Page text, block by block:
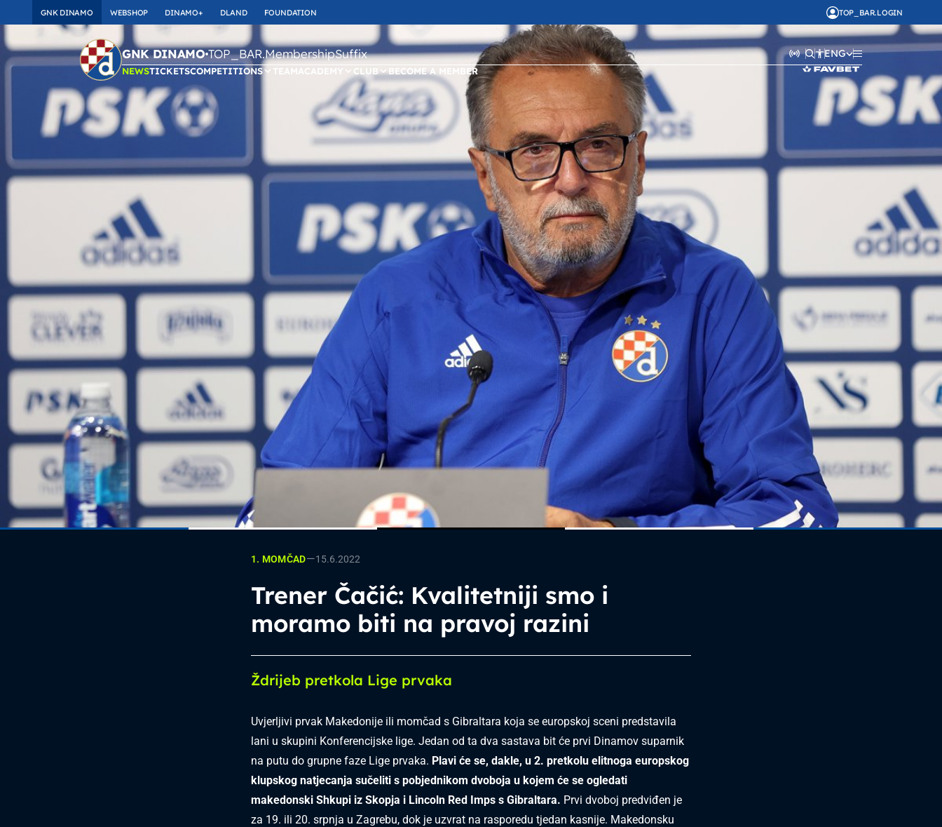
GNK DINAMO WEBSHOP DINAMO+ DLAND FOUNDATION TOP_BAR.LOGIN
GNK DINAMOTOP_BAR.MembershipSuffix ENG
NEWSTICKETSCOMPETITIONS TEAMACADEMY CLUB BECOME A MEMBER
1. MOMČAD—15.6.2022
Trener Čačić: Kvalitetniji smo i
moramo biti na pravoj razini
Ždrijeb pretkola Lige prvaka
Uvjerljivi prvak Makedonije ili momčad s Gibraltara koja se europskoj sceni predstavila
lani u skupini Konferencijske lige. Jedan od ta dva sastava bit će prvi Dinamov suparnik
na putu do grupne faze Lige prvaka. Plavi će se, dakle, u 2. pretkolu elitnoga europskog
klupskog natjecanja sučeliti s pobjednikom dvoboja u kojem će se ogledati
makedonski Shkupi iz Skopja i Lincoln Red Imps s Gibraltara. Prvi dvoboj predviđen je
za 19. ili 20. srpnja u Zagrebu, dok je uzvrat na rasporedu tjedan kasnije. Makedonsku